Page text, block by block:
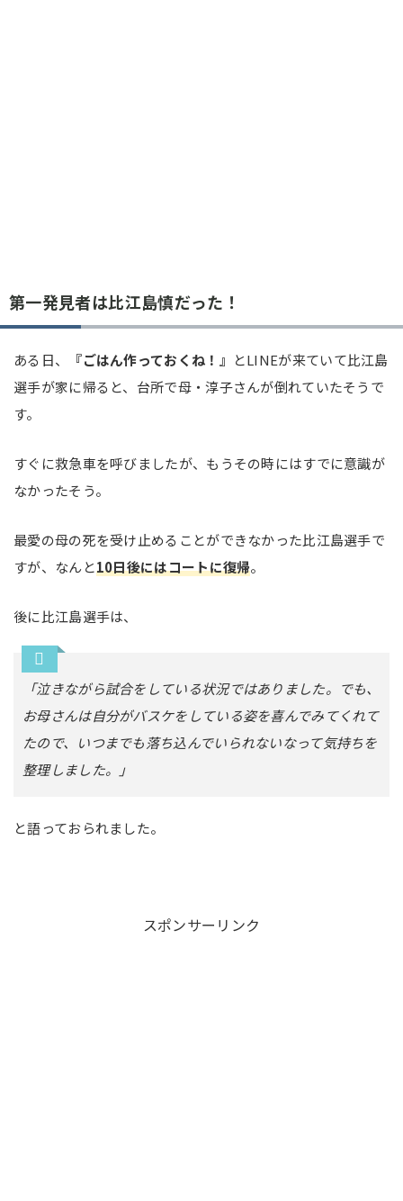
第一発見者は比江島慎だった！
ある日、 『ごはん作っておくね！』 とLINEが来ていて比江島
選手が家に帰ると、台所で母・淳子さんが倒れていたそうで
す。
すぐに救急車を呼びましたが、もうその時にはすでに意識が
なかったそう。
最愛の母の死を受け止めることができなかった比江島選手で
すが、なんと10日後にはコートに復帰。
後に比江島選手は、
「泣きながら試合をしている状況ではありました。でも、
お母さんは自分がバスケをしている姿を喜んでみてくれて
たので、いつまでも落ち込んでいられないなって気持ちを
整理しました。」
と語っておられました。
スポンサーリンク